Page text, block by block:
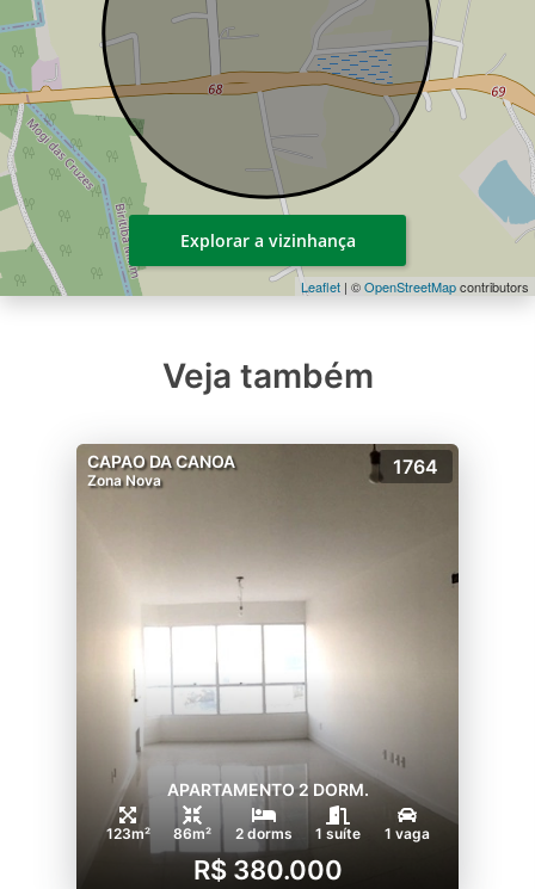
Leaflet | ©OpenStreetMapcontributors
Explorar a vizinhança
Veja também
CAPAO DA CANOA
Zona Nova
1764
APARTAMENTO 2 DORM.
123m² 86m² 2 dorms 1 suíte 1 vaga
R$ 380.000